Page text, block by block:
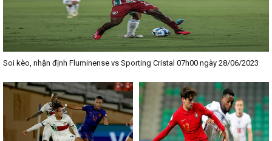
Soi kèo, nhận định Fluminense vs Sporting Cristal 07h00 ngày 28/06/2023